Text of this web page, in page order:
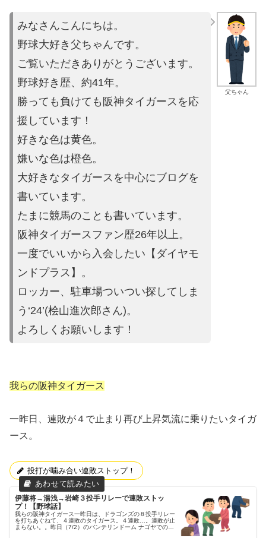
父ちゃん
みなさんこんにちは。
野球大好き父ちゃんです。
ご覧いただきありがとうございます。
野球好き歴、約41年。
勝っても負けても阪神タイガースを応
援しています！
好きな色は黄色。
嫌いな色は橙色。
大好きなタイガースを中心にブログを
書いています。
たまに競馬のことも書いています。
阪神タイガースファン歴26年以上。
一度でいいから入会したい【ダイヤモ
ンドプラス】。
ロッカー、駐車場ついつい探してしま
う‘24’(桧山進次郎さん)。
よろしくお願いします！
我らの阪神タイガース
一昨日、連敗が４で止まり再び上昇気流に乗りたいタイガ
ース。
投打が噛み合い連敗ストップ！
伊藤将→湯浅→岩崎３投手リレーで連敗ストッ
プ！【野球話】
我らの阪神タイガース一昨日は、ドラゴンズの８投手リレー
を打ちあぐねて、４連敗のタイガース。４連敗…。連敗が止
まらない。。昨日（7/2）のバンテリンドーム ナゴヤでの中